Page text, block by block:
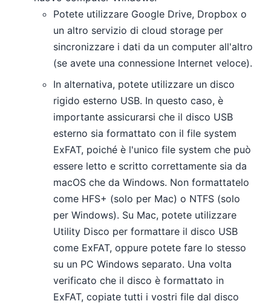
Potete utilizzare Google Drive, Dropbox o
un altro servizio di cloud storage per
sincronizzare i dati da un computer all'altro
(se avete una connessione Internet veloce).
In alternativa, potete utilizzare un disco
rigido esterno USB. In questo caso, è
importante assicurarsi che il disco USB
esterno sia formattato con il file system
ExFAT, poiché è l'unico file system che può
essere letto e scritto correttamente sia da
macOS che da Windows. Non formattatelo
come HFS+ (solo per Mac) o NTFS (solo
per Windows). Su Mac, potete utilizzare
Utility Disco per formattare il disco USB
come ExFAT, oppure potete fare lo stesso
su un PC Windows separato. Una volta
verificato che il disco è formattato in
ExFAT, copiate tutti i vostri file dal disco